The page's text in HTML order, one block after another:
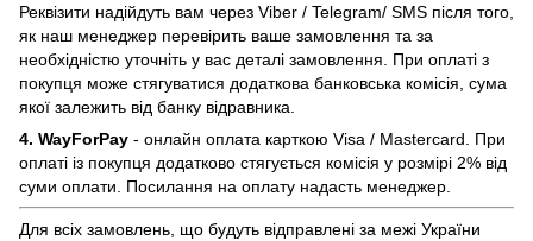
Реквізити надійдуть вам через Viber / Telegram/ SMS після того,
як наш менеджер перевірить ваше замовлення та за
необхідністю уточніть у вас деталі замовлення. При оплаті з
покупця може стягуватися додаткова банковська комісія, сума
якої залежить від банку відравника.
4. WayForPay - онлайн оплата карткою Visa / Mastercard. При
оплаті із покупця додатково стягується комісія у розмірі 2% від
суми оплати. Посилання на оплату надасть менеджер.
Для всіх замовлень, що будуть відправлені за межі України